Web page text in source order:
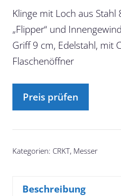
Klinge mit Loch aus Stahl
„Flipper“ und
Griff 9 cm, Edelstahl, mit
Flaschenöffner
Preis prüfen
Kategorien: CRKT, Messer
Beschreibung